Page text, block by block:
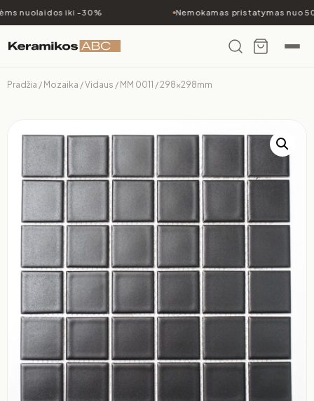
nuolaidos iki -30% Nemokamas pristatymas nuo
Pradžia / Mozaika /Vidaus / MM 0011 / 298x298mm